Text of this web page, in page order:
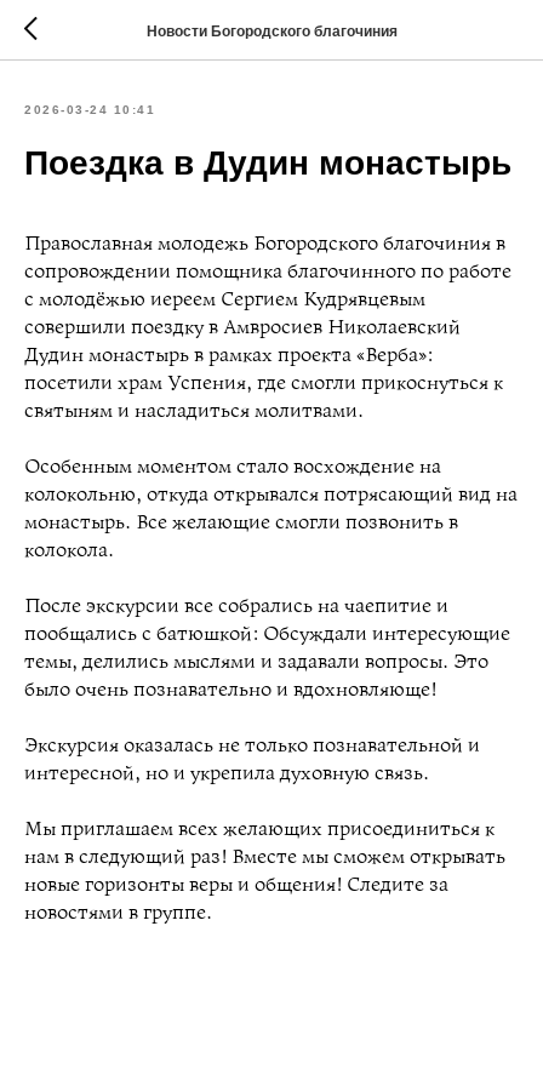
Новости Богородского благочиния
2026-03-24 10:41
Поездка в Дудин монастырь
Православная молодежь Богородского благочиния в
сопровождении помощника благочинного по работе
с молодёжью иереем Сергием Кудрявцевым
совершили поездку в Амвросиев Николаевский
Дудин монастырь в рамках проекта «Верба»:
посетили храм Успения, где смогли прикоснуться к
святыням и насладиться молитвами.
Особенным моментом стало восхождение на
колокольню, откуда открывался потрясающий вид на
монастырь. Все желающие смогли позвонить в
колокола.
После экскурсии все собрались на чаепитие и
пообщались с батюшкой: Обсуждали интересующие
темы, делились мыслями и задавали вопросы. Это
было очень познавательно и вдохновляюще!
Экскурсия оказалась не только познавательной и
интересной, но и укрепила духовную связь.
Мы приглашаем всех желающих присоединиться к
нам в следующий раз! Вместе мы сможем открывать
новые горизонты веры и общения! Следите за
новостями в группе.